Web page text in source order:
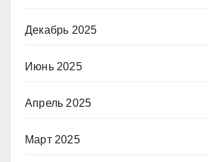
Декабрь 2025
Июнь 2025
Апрель 2025
Март 2025